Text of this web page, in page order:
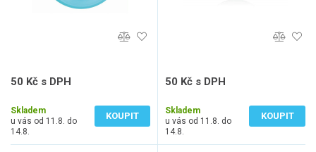
50 Kč s DPH
Skladem
u vás od 11.8. do
14.8.
KOUPIT
50 Kč s DPH
Skladem
u vás od 11.8. do
14.8.
KOUPIT